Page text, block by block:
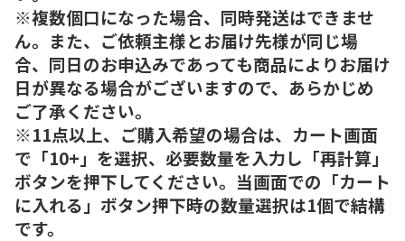
※複数個口になった場合、同時発送はできませ
ん。また、ご依頼主様とお届け先様が同じ場
合、同日のお申込みであっても商品によりお届け
日が異なる場合がございますので、あらかじめ
ご了承ください。
※11点以上、ご購入希望の場合は、カート画面
で「10+」を選択、必要数量を入力し「再計算」
ボタンを押下してください。当画面での「カート
に入れる」ボタン押下時の数量選択は1個で結構
です。